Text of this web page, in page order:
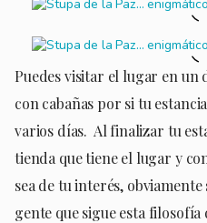
Puedes visitar el lugar en un
con cabañas por si tu
varios días. Al finalizar tu
tienda que tiene el lugar y
sea de tu interés,
gente que sigue esta